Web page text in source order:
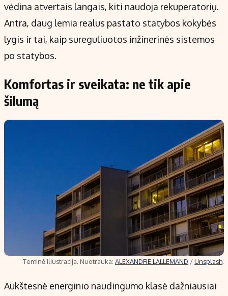
vėdina atvertais langais, kiti naudoja rekuperatorių.
Antra, daug lemia realus pastato statybos kokybės
lygis ir tai, kaip sureguliuotos inžinerinės sistemos
po statybos.
Komfortas ir sveikata: ne tik apie
šilumą
Teminė iliustracija. Nuotrauka: ALEXANDRE LALLEMAND /Unsplash.
Aukštesnė energinio naudingumo klasė dažniausiai